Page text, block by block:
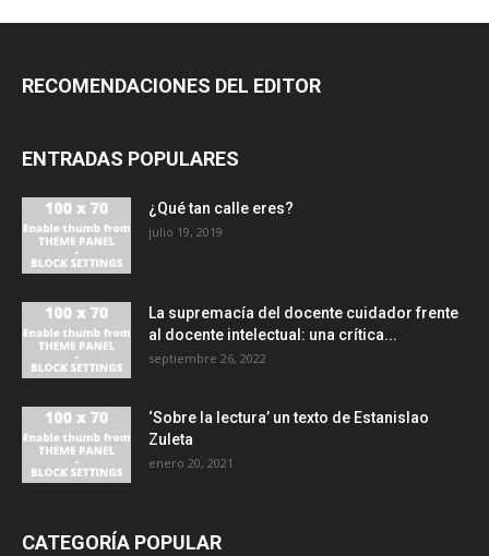
RECOMENDACIONES DEL EDITOR
ENTRADAS POPULARES
¿Qué tan calle eres?
julio 19, 2019
La supremacía del docente cuidador frente
al docente intelectual: una crítica...
septiembre 26, 2022
‘Sobre la lectura’ un texto de Estanislao
Zuleta
enero 20, 2021
CATEGORÍA POPULAR